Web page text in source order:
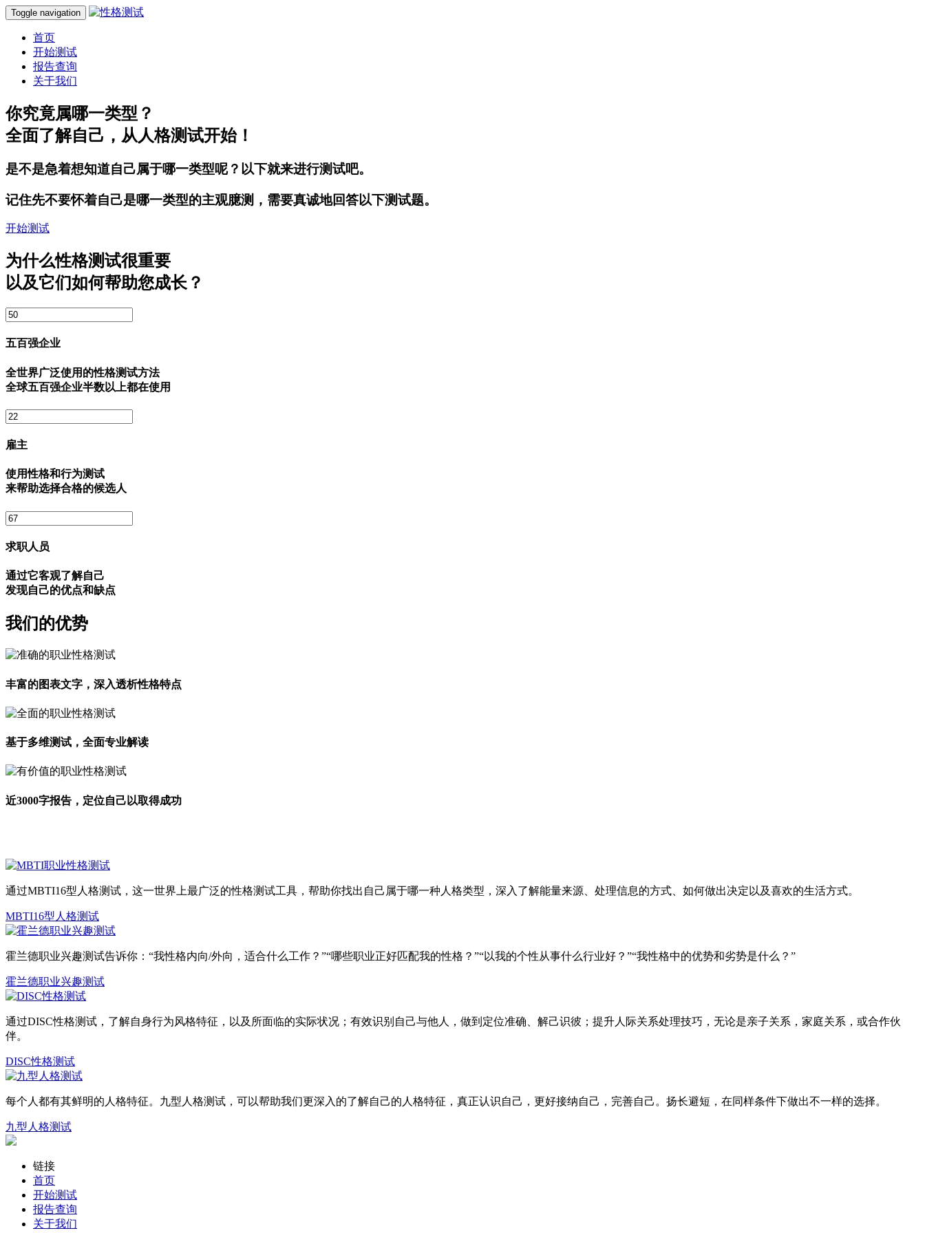
Toggle navigation
首页
开始测试
报告查询
关于我们
你究竟属哪一类型？
全面了解自己，从人格测试开始！
是不是急着想知道自己属于哪一类型呢？以下就来进行测试吧。
记住先不要怀着自己是哪一类型的主观臆测，需要真诚地回答以下测试题。
开始测试
为什么性格测试很重要
以及它们如何帮助您成长？
五百强企业
全世界广泛使用的性格测试方法
全球五百强企业半数以上都在使用
雇主
使用性格和行为测试
来帮助选择合格的候选人
求职人员
通过它客观了解自己
发现自己的优点和缺点
我们的优势
丰富的图表文字，深入透析性格特点
基于多维测试，全面专业解读
近3000字报告，定位自己以取得成功
通过MBTI16型人格测试，这一世界上最广泛的性格测试工具，帮助你找出自己属于哪一种人格类型，深入了解能量来源、处理信息的方式、如何做出决定以及喜欢的生活方式。
MBTI16型人格测试
霍兰德职业兴趣测试告诉你：“我性格内向/外向，适合什么工作？”“哪些职业正好匹配我的性格？”“以我的个性从事什么行业好？”“我性格中的优势和劣势是什么？”
霍兰德职业兴趣测试
通过DISC性格测试，了解自身行为风格特征，以及所面临的实际状况；有效识别自己与他人，做到定位准确、解己识彼；提升人际关系处理技巧，无论是亲子关系，家庭关系，或合作伙
伴。
DISC性格测试
每个人都有其鲜明的人格特征。九型人格测试，可以帮助我们更深入的了解自己的人格特征，真正认识自己，更好接纳自己，完善自己。扬长避短，在同样条件下做出不一样的选择。
九型人格测试
链接
首页
开始测试
报告查询
关于我们